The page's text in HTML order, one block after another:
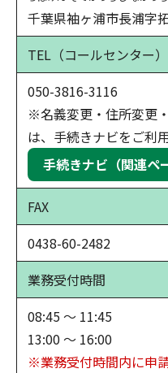
千葉県袖ヶ浦市長浦字
TEL（コールセンター）
050-3816-3116
※名義変更・住所変更
は、手続きナビをご利
手続きナビ（関連ペ
FAX
0438-60-2482
業務受付時間
08:45 ～ 11:45
13:00 ～ 16:00
※業務受付時間内に申